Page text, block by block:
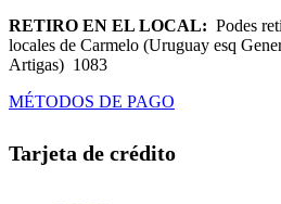
RETIRO EN EL LOCAL: Podes
locales de Carmelo (Uruguay esq
Artigas) 1083
MÉTODOS DE PAGO
Tarjeta de crédito